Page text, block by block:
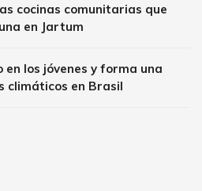
cocinas comunitarias que
en Jartum
en los jóvenes y forma una
climáticos en Brasil